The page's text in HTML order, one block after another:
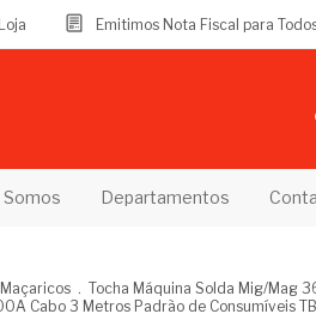
Emitimos Nota Fiscal para
Somos Departamentos
. Tocha Máquina Solda Mig/Mag
Cabo 3 Metros Padrão de Consumíveis